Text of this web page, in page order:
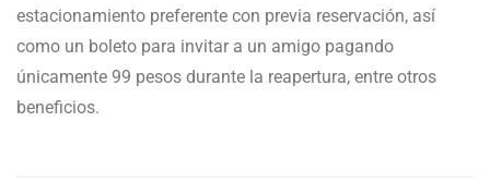
estacionamiento preferente con previa reservación, así
como un boleto para invitar a un amigo pagando
únicamente 99 pesos durante la reapertura, entre otros
beneficios.